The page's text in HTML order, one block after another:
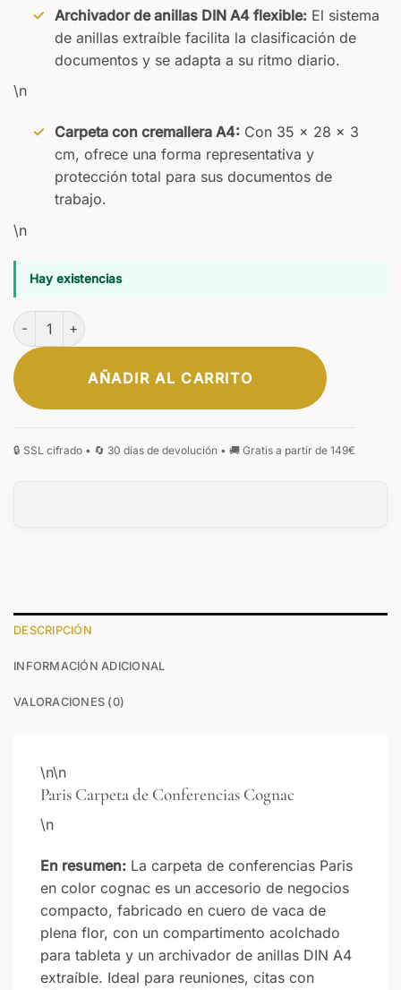
Archivador de anillas DIN A4 flexible:El sistema
de anillas extraíble facilita la clasificación de
documentos y se adapta a su ritmo diario.
\n
Carpeta con cremallera A4:Con 35 x 28 x 3
cm, ofrece una forma representativa y
protección total para sus documentos de
trabajo.
\n
Hay existencias
Paris Carpeta de Conferencias Cognac cantidad
AÑADIR AL CARRITO
DESCRIPCIÓN
INFORMACIÓN ADICIONAL
VALORACIONES (0)
\n\n
Paris Carpeta de Conferencias Cognac
\n
En resumen: La carpeta de conferencias Paris
en color cognac es un accesorio de negocios
compacto, fabricado en cuero de vaca de
plena flor, con un compartimento acolchado
para tableta y un archivador de anillas DIN A4
extraíble. Ideal para reuniones, citas con